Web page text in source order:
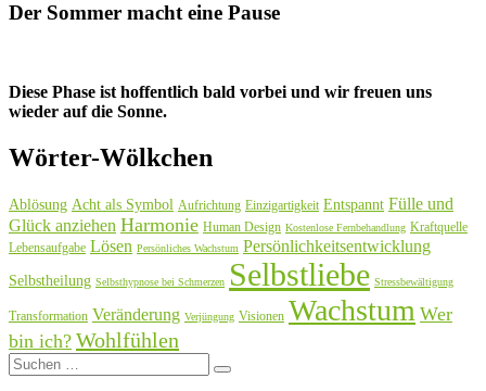
Der Sommer macht eine Pause
Diese Phase ist hoffentlich bald vorbei und wir freuen uns
wieder auf die Sonne.
Wörter-Wölkchen
Ablösung Acht als Symbol Aufrichtung Einzigartigkeit Entspannt Fülle und
Glück anziehen Harmonie Human Design Kostenlose Fernbehandlung Kraftquelle
Lebensaufgabe Lösen Persönliches Wachstum Persönlichkeitsentwicklung
Selbstheilung Selbsthypnose bei Schmerzen Selbstliebe Stressbewältigung
Transformation Veränderung Verjüngung Visionen Wachstum Wer
bin ich? Wohlfühlen
Suchen
nach:
Suchen